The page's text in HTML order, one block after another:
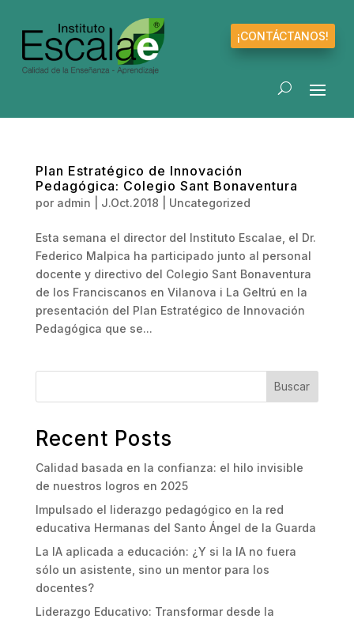
¡CONTÁCTANOS!
Plan Estratégico de Innovación
Pedagógica: Colegio Sant Bonaventura
por admin J.Oct.2018 Uncategorized
Esta semana el director del Instituto Escalae, el Dr.
Federico Malpica ha participado junto al personal
docente y directivo del Colegio Sant Bonaventura
de los Franciscanos en Vilanova i La Geltrú en la
presentación del Plan Estratégico de Innovación
Pedagógica que se...
Buscar
Recent Posts
Calidad basada en la confianza: el hilo invisible
de nuestros logros en 2025
Impulsado el liderazgo pedagógico en la red
educativa Hermanas del Santo Ángel de la Guarda
La IA aplicada a educación: ¿Y si la IA no fuera
sólo un asistente, sino un mentor para los
docentes?
Liderazgo Educativo: Transformar desde la